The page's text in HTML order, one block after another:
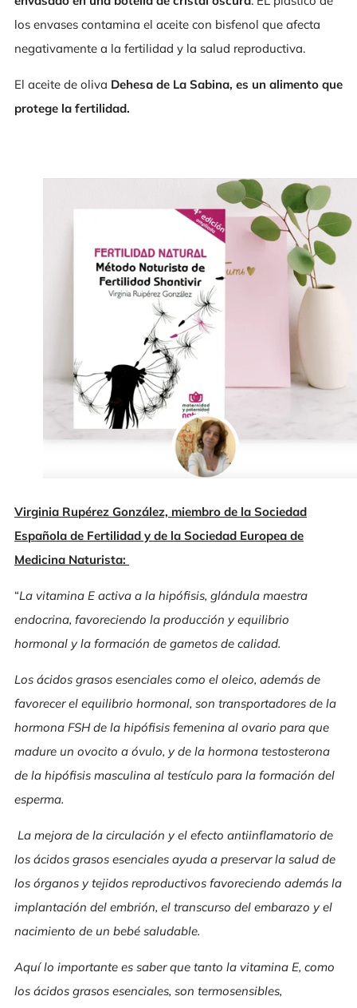
los envases contamina el aceite con bisfenol que afecta
negativamente a la fertilidad y la salud reproductiva.
El aceite de oliva Dehesa de La Sabina, es un alimento que
protege la fertilidad.
Virginia Rupérez González, miembro de la Sociedad
Española de Fertilidad y de la Sociedad Europea de
Medicina Naturista:
“La vitamina E activa a la hipófisis, glándula maestra
endocrina, favoreciendo la producción y equilibrio
hormonal y la formación de gametos de calidad.
Los ácidos grasos esenciales como el oleico, además de
favorecer el equilibrio hormonal, son transportadores de la
hormona FSH de la hipófisis femenina al ovario para que
madure un ovocito a óvulo, y de la hormona testosterona
de la hipófisis masculina al testículo para la formación del
esperma.
La mejora de la circulación y el efecto antiinflamatorio de
los ácidos grasos esenciales ayuda a preservar la salud de
los órganos y tejidos reproductivos favoreciendo además la
implantación del embrión, el transcurso del embarazo y el
nacimiento de un bebé saludable.
Aquí lo importante es saber que tanto la vitamina E, como
los ácidos grasos esenciales, son termosensibles,